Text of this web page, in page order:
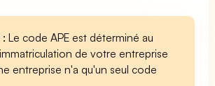
Le code APE est déterminé au
de votre entreprise
entreprise n'a qu'un seul code